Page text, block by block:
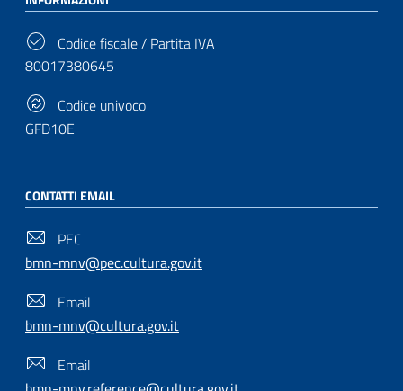
Codice fiscale / Partita IVA
80017380645
Codice univoco
GFD10E
CONTATTI EMAIL
PEC
bmn-mnv@pec.cultura.gov.it
Email
bmn-mnv@cultura.gov.it
Email